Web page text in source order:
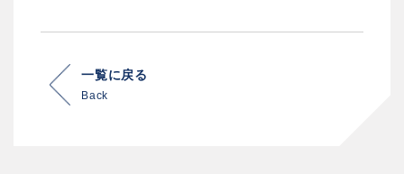
一覧に戻る
Back